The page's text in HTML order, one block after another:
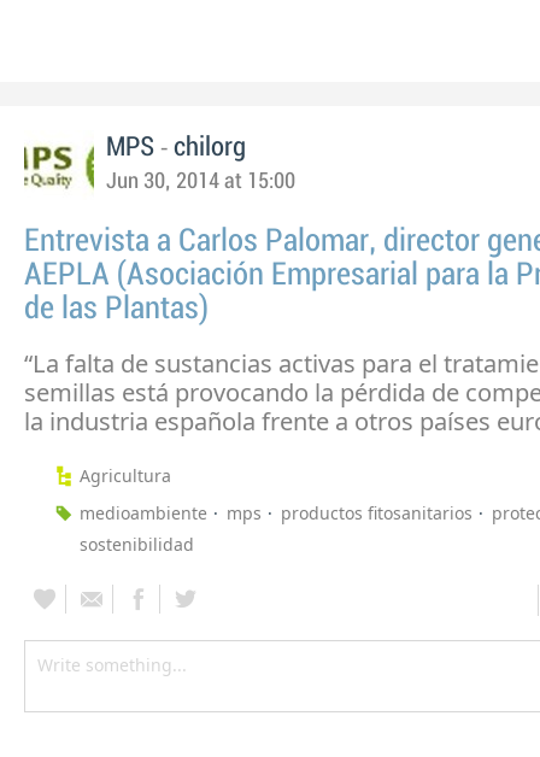
MPS - chilorg
Jun 30, 2014 at 15:00
Entrevista a Carlos Palomar, director
AEPLA (Asociación Empresarial para la
de las Plantas)
“La falta de sustancias activas para el
semillas está provocando la pérdida de
la industria española frente a otros países
Agricultura
medioambiente
mps productos fitosanitarios
sostenibilidad